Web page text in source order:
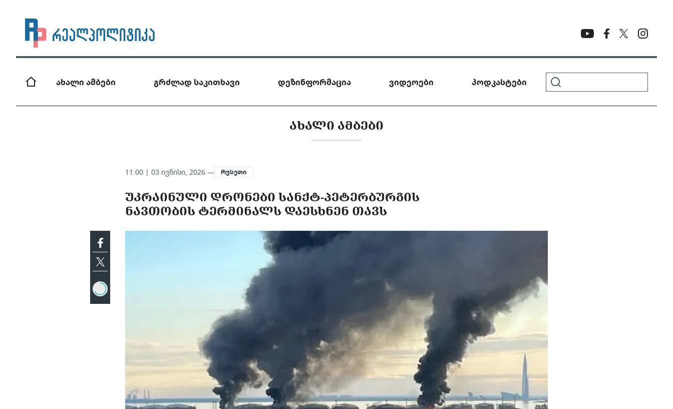
ახალი ამბები გრძლად საკითხავი დეზინფორმაცია ვიდეოები პოდკასტები
ᲐᲮᲐᲚᲘ ᲐᲛᲑᲔᲑᲘ
11:00 | 03 ივნისი, 2026 — რუსეთი
ᲣᲙᲠᲐᲘᲜᲣᲚᲘ ᲓᲠᲝᲜᲔᲑᲘ ᲡᲐᲜᲥᲢ-ᲞᲔᲢᲔᲠᲑᲣᲠᲒᲘᲡ
ᲜᲐᲕᲗᲝᲑᲘᲡ ᲢᲔᲠᲛᲘᲜᲐᲚᲡ ᲓᲐᲔᲡᲮᲜᲔᲜ ᲗᲐᲕᲡ